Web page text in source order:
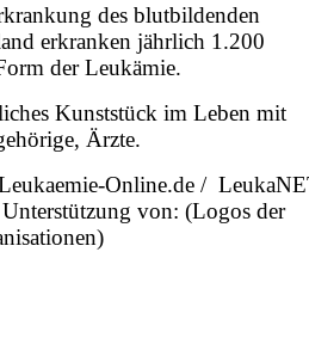
des blutbildenden
erkranken jährlich 1.200
der Leukämie.
Kunststück im Leben mit
Ärzte.
Online.de /
von: (Logos der